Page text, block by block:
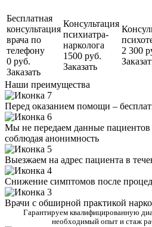
Бесплатная
консультация
врача по
телефону
0 руб.
Заказать
Консультация
психиатра-
нарколога
1500 руб.
Заказать
2 300
Наши преимущества
Перед оказанием помощи –
Мы не передаем данные пациентов
соблюдая анонимность
Выезжаем на адрес пациента в
Снижение симптомов после
Врачи с обширной практикой
Гарантируем квалифицированную
необходимый опыт и стаж